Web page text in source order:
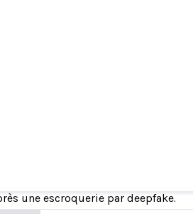
une escroquerie par deepfake.
dans le piège de cette